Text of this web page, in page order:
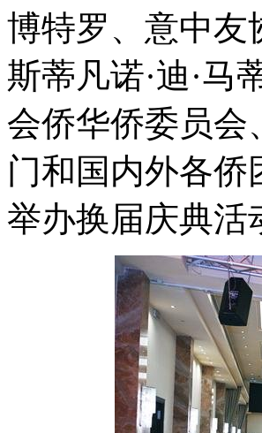
博特罗、意中友
斯蒂凡诺·迪·马
会侨华侨委员会
门和国内外各
举办换届庆典活